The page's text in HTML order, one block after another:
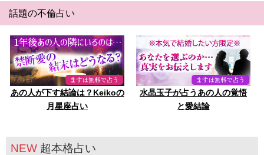
話題の不倫占い
あの人が下す結論は？Keikoの
月星座占い
水晶玉子が占うあの人の覚悟
と愛結論
NEW 超本格占い